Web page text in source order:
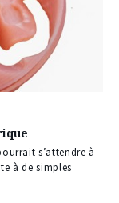
s’attendre à
à de simples